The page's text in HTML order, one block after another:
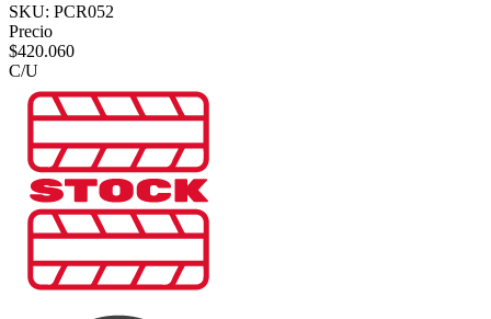
SKU: PCR052
Precio
$420.060
C/U